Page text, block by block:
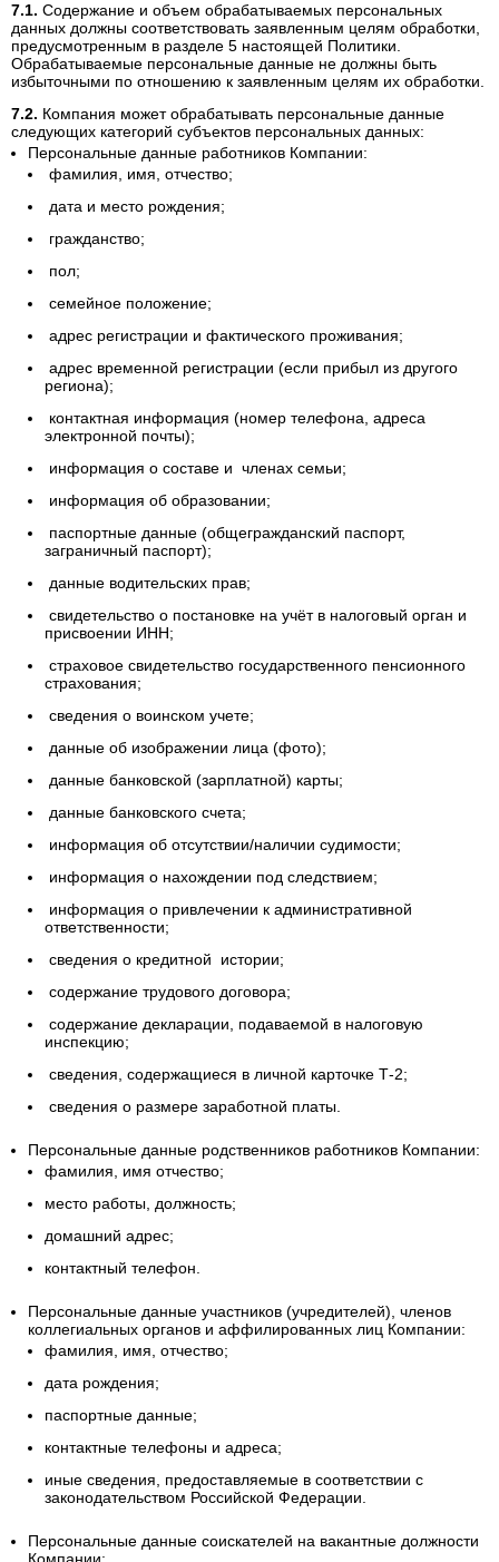
Содержание и объем обрабатываемых персональных
данных должны соответствовать заявленным целям обработки,
предусмотренным в разделе 5 настоящей Политики.
Обрабатываемые персональные данные не должны быть
избыточными по отношению к заявленным целям их обработки.
Компания может обрабатывать персональные данные
следующих категорий субъектов персональных данных:
Персональные данные работников Компании:
фамилия, имя, отчество;
дата и место рождения;
гражданство;
пол;
семейное положение;
адрес регистрации и фактического проживания;
адрес временной регистрации (если прибыл из другого
региона);
контактная информация (номер телефона, адреса
электронной почты);
информация о составе и членах семьи;
информация об образовании;
паспортные данные (общегражданский паспорт,
заграничный паспорт);
данные водительских прав;
свидетельство о постановке на учёт в налоговый орган и
присвоении ИНН;
страховое свидетельство государственного пенсионного
страхования;
сведения о воинском учете;
данные об изображении лица (фото);
данные банковской (зарплатной) карты;
данные банковского счета;
информация об отсутствии/наличии судимости;
информация о нахождении под следствием;
информация о привлечении к административной
ответственности;
сведения о кредитной истории;
содержание трудового договора;
содержание декларации, подаваемой в налоговую
инспекцию;
сведения, содержащиеся в личной карточке Т-2;
сведения о размере заработной платы.
Персональные данные родственников работников Компании:
фамилия, имя отчество;
место работы, должность;
домашний адрес;
контактный телефон.
Персональные данные участников (учредителей), членов
коллегиальных органов и аффилированных лиц Компании:
фамилия, имя, отчество;
дата рождения;
паспортные данные;
контактные телефоны и адреса;
иные сведения, предоставляемые в соответствии с
законодательством Российской Федерации.
Персональные данные соискателей на вакантные должности